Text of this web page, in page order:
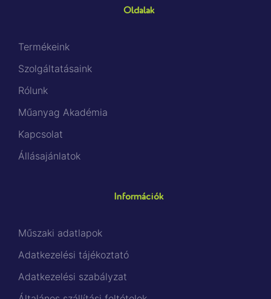
Oldalak
Termékeink
Szolgáltatásaink
Rólunk
Műanyag Akadémia
Kapcsolat
Állásajánlatok
Információk
Műszaki adatlapok
Adatkezelési tájékoztató
Adatkezelési szabályzat